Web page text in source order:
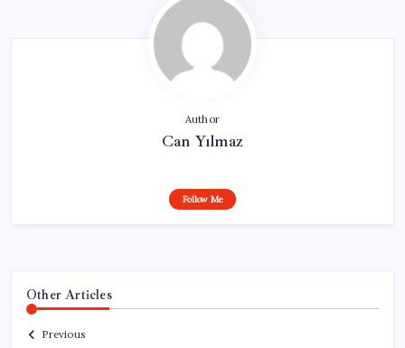
Author
Can Yılmaz
Follow Me
Other Articles
Previous